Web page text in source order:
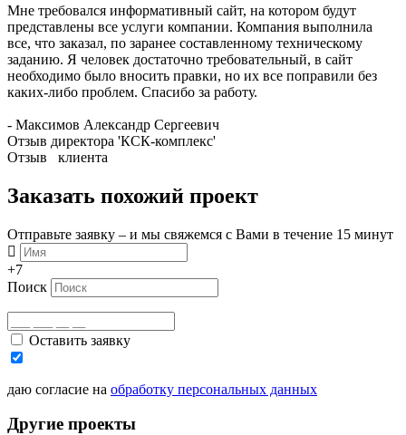
Мне требовался информативный сайт, на котором будут
представлены все услуги компании. Компания выполнила
все, что заказал, по заранее составленному техническому
заданию. Я человек достаточно требовательный, в сайт
необходимо было вносить правки, но их все поправили без
каких-либо проблем. Спасибо за работу.
- Максимов Александр Сергеевич
Отзыв директора 'КСК-комплекс'
Отзыв клиента
Заказать похожий проект
Отправьте заявку – и мы свяжемся с Вами в течение 15 минут
+7
Поиск
Оставить заявку
даю согласие на обработку персональных данных
Другие проекты